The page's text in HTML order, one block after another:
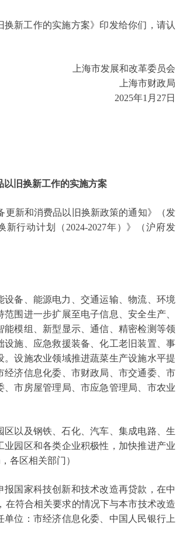
新工作的实施方案》印发给你们，请认
上海市发展和改革委员会
上海市财政局
2025年1月27日
以旧换新工作的实施方案
新和消费品以旧换新政策的通知》（发
行动计划（2024-2027年）》（沪府发
备、能源电力、交通运输、物流、环境
围进一步扩展至电子信息、安全生产、
模组、新型显示、通信、精密检测等领
施、应急救援装备、化工老旧装置、事
设施农业领域推进蔬菜生产设施水平提
济信息化委、市财政局、市交通委、市
市房屋管理局、市应急管理局、市农业
以及钢铁、石化、汽车、集成电路、生
园区和各类企业积极性，加快推进产业
各区相关部门）
国家科技创新和技术改造再贷款，在中
在符合相关要求的情况下与本市技术改造
位：市经济信息化委、中国人民银行上